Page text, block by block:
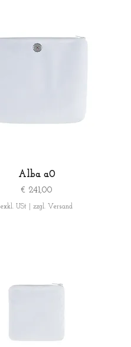
Alba a0
Preis
€ 241,00
exkl. USt zzgl. Versand